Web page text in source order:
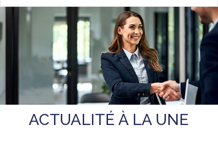
ACTUALITÉ À LA UNE